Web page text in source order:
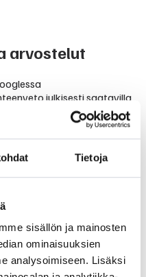
Tietoja
sisällön ja mainosten
ominaisuuksien
analysoimiseen. Lisäksi
arvostelut
julkisesti saatavilla
lemmikinomistajien
Valo on
lemmikkien